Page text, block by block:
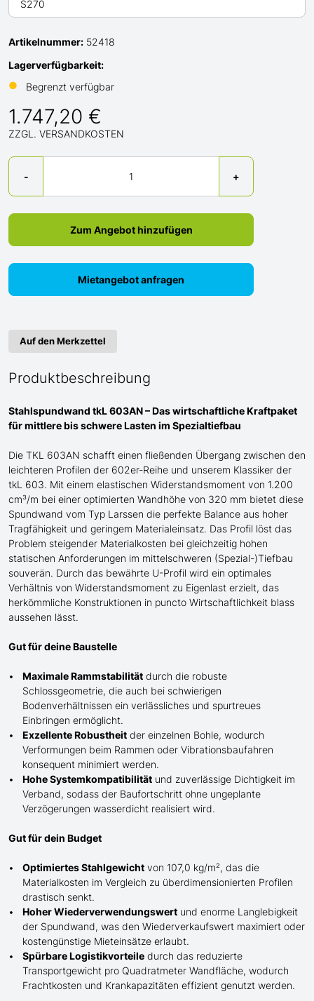
Artikelnummer: 52418
Lagerverfügbarkeit:
●
Begrenzt verfügbar
1.747,20 €
ZZGL. VERSANDKOSTEN
-
Menge
+
Zum Angebot hinzufügen
Mietangebot anfragen
Auf den Merkzettel
Produktbeschreibung
Stahlspundwand tkL 603AN – Das wirtschaftliche Kraftpaket
für mittlere bis schwere Lasten im Spezialtiefbau
Die TKL 603AN schafft einen fließenden Übergang zwischen den
leichteren Profilen der 602er-Reihe und unserem Klassiker der
tkL 603. Mit einem elastischen Widerstandsmoment von 1.200
cm³/m bei einer optimierten Wandhöhe von 320 mm bietet diese
Spundwand vom Typ Larssen die perfekte Balance aus hoher
Tragfähigkeit und geringem Materialeinsatz. Das Profil löst das
Problem steigender Materialkosten bei gleichzeitig hohen
statischen Anforderungen im mittelschweren (Spezial-)Tiefbau
souverän. Durch das bewährte U-Profil wird ein optimales
Verhältnis von Widerstandsmoment zu Eigenlast erzielt, das
herkömmliche Konstruktionen in puncto Wirtschaftlichkeit blass
aussehen lässt.
Gut für deine Baustelle
Maximale Rammstabilität durch die robuste
Schlossgeometrie, die auch bei schwierigen
Bodenverhältnissen ein verlässliches und spurtreues
Einbringen ermöglicht.
Exzellente Robustheit der einzelnen Bohle, wodurch
Verformungen beim Rammen oder Vibrationsbaufahren
konsequent minimiert werden.
Hohe Systemkompatibilität und zuverlässige Dichtigkeit im
Verband, sodass der Baufortschritt ohne ungeplante
Verzögerungen wasserdicht realisiert wird.
Gut für dein Budget
Optimiertes Stahlgewicht von 107,0 kg/m², das die
Materialkosten im Vergleich zu überdimensionierten Profilen
drastisch senkt.
Hoher Wiederverwendungswert und enorme Langlebigkeit
der Spundwand, was den Wiederverkaufswert maximiert oder
kostengünstige Mieteinsätze erlaubt.
Spürbare Logistikvorteile durch das reduzierte
Transportgewicht pro Quadratmeter Wandfläche, wodurch
Frachtkosten und Krankapazitäten effizient genutzt werden.